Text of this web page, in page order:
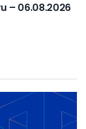
– 06.08.2026